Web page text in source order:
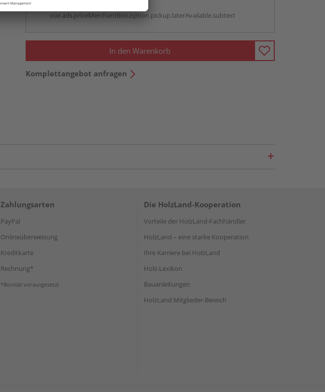
vue.ads.priceMerchantBox.option.pickup.laterAvailable.subtext
In den Warenkorb
Komplettangebot anfragen
Zahlungsarten
PayPal
Onlineüberweisung
Kreditkarte
Rechnung*
*Bonität vorausgesetzt
Die HolzLand-Kooperation
Vorteile der HolzLand-Fachhändler
HolzLand – eine starke Kooperation
Ihre Karriere bei HolzLand
Holz-Lexikon
Bauanleitungen
HolzLand Mitglieder-Bereich